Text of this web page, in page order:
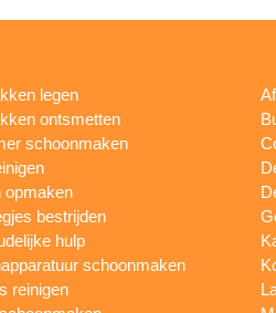
legen
ontsmetten
schoonmaken
opmaken
bestrijden
hulp
schoonmaken
reinigen